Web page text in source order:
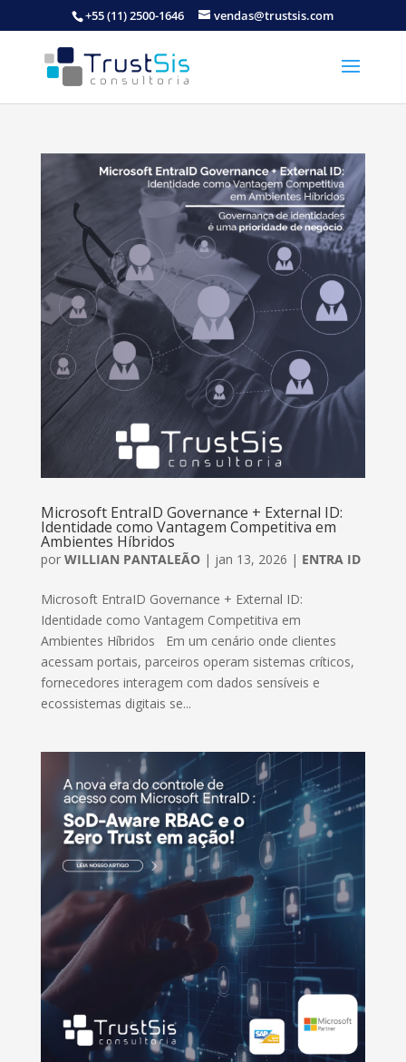
+55 (11) 2500-1646 vendas@trustsis.com
Microsoft EntraID Governance + External ID:
Identidade como Vantagem Competitiva em
Ambientes Híbridos
por WILLIAN PANTALEÃO| jan 13, 2026 | ENTRA ID
Microsoft EntraID Governance + External ID:
Identidade como Vantagem Competitiva em
Ambientes Híbridos Em um cenário onde clientes
acessam portais, parceiros operam sistemas críticos,
fornecedores interagem com dados sensíveis e
ecossistemas digitais se...